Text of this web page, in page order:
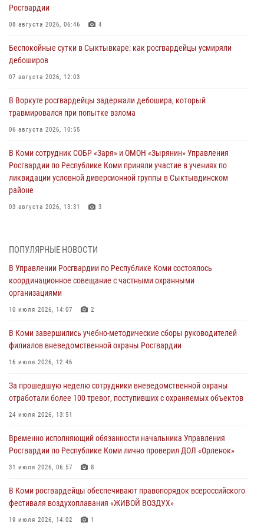
Росгвардии
08 августа 2026, 06:46 4
Беспокойные сутки в Сыктывкаре: как росгвардейцы усмиряли
дебоширов
07 августа 2026, 12:03
В Воркуте росгвардейцы задержали дебошира, который
травмировался при попытке взлома
06 августа 2026, 10:55
В Коми сотрудник СОБР «Заря» и ОМОН «Зырянин» Управления
Росгвардии по Республике Коми приняли участие в учениях по
ликвидации условной диверсионной группы в Сыктывдинском
районе
03 августа 2026, 13:31 3
по спортивному самбо
03 августа 2026, 12:07 5
В Коми росгвардейцы информируют граждан об изменениях в
законодательстве в сфере оборота оружия и продолжают изымать
02 августа 2026, 06:17
В Койгородском районе местный житель обратился в Росгвардию
31 июля 2026, 10:55
Временно исполняющий обязанности начальника Управления
31 июля 2026, 06:57 8
В Усинске росгвардейцы оперативно отработали план «Квартал»
ПОПУЛЯРНЫЕ НОВОСТИ
В Управлении Росгвардии по Республике Коми состоялось
координационное совещание с частными охранными
организациями
10 июля 2026, 14:07 2
В Коми завершились учебно-методические сборы руководителей
филиалов вневедомственной охраны Росгвардии
16 июля 2026, 12:46
За прошедшую неделю сотрудники вневедомственной охраны
отработали более 100 тревог, поступивших с охраняемых объектов
24 июля 2026, 13:51
Временно исполняющий обязанности начальника Управления
Росгвардии по Республике Коми лично проверил ДОЛ «Орленок»
31 июля 2026, 06:57 8
В Коми росгвардейцы обеспечивают правопорядок всероссийского
фестиваля воздухоплавания «ЖИВОЙ ВОЗДУХ»
19 июля 2026, 14:02 1